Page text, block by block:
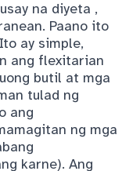
na diyeta ,
Paano ito
ay simple,
ang flexitarian
butil at mga
tulad ng
ang
ng mga
karne). Ang